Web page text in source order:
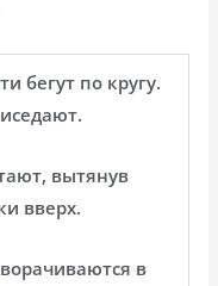
бегут по кругу.
вытянув
вверх.
в